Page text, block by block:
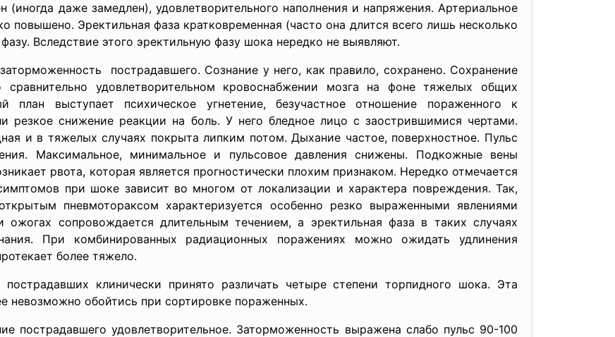
(иногда даже замедлен), удовлетворительного наполнения и напряжения. Артериальное
повышено. Эректильная фаза кратковременная (часто она длится всего лишь несколько
Вследствие этого эректильную фазу шока нередко не выявляют.
заторможенность пострадавшего. Сознание у него, как правило, сохранено. Сохранение
удовлетворительном кровоснабжении мозга на фоне тяжелых общих
план выступает психическое угнетение, безучастное отношение пораженного к
резкое снижение реакции на боль. У него бледное лицо с заострившимися чертами.
и в тяжелых случаях покрыта липким потом. Дыхание частое, поверхностное. Пульс
Максимальное, минимальное и пульсовое давления снижены. Подкожные вены
рвота, которая является прогностически плохим признаком. Нередко отмечается
при шоке зависит во многом от локализации и характера повреждения. Так,
пневмотораксом характеризуется особенно резко выраженными явлениями
ожогах сопровождается длительным течением, а эректильная фаза в таких случаях
При комбинированных радиационных поражениях можно ожидать удлинения
более тяжело.
клинически принято различать четыре степени торпидного шока. Эта
невозможно обойтись при сортировке пораженных.
пострадавшего удовлетворительное. Заторможенность выражена слабо пульс 90-100